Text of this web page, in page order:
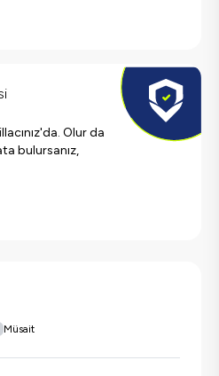
Olur da
bulursanız,
Müsait